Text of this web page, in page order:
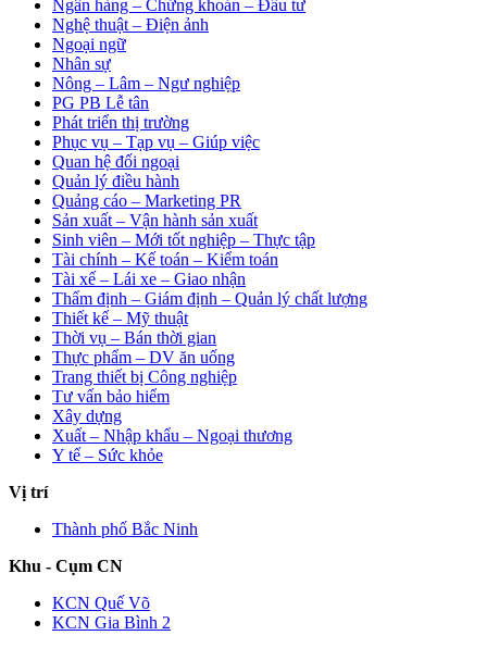
Ngân hàng – Chứng khoán – Đầu tư
Nghệ thuật – Điện ảnh
Ngoại ngữ
Nhân sự
Nông – Lâm – Ngư nghiệp
PG PB Lễ tân
Phát triển thị trường
Phục vụ – Tạp vụ – Giúp việc
Quan hệ đối ngoại
Quản lý điều hành
Quảng cáo – Marketing PR
Sản xuất – Vận hành sản xuất
Sinh viên – Mới tốt nghiệp – Thực tập
Tài chính – Kế toán – Kiểm toán
Tài xế – Lái xe – Giao nhận
Thẩm định – Giám định – Quản lý chất lượng
Thiết kế – Mỹ thuật
Thời vụ – Bán thời gian
Thực phẩm – DV ăn uống
Trang thiết bị Công nghiệp
Tư vấn bảo hiểm
Xây dựng
Xuất – Nhập khẩu – Ngoại thương
Y tế – Sức khỏe
Vị trí
Thành phố Bắc Ninh
Khu - Cụm CN
KCN Quế Võ
KCN Gia Bình 2